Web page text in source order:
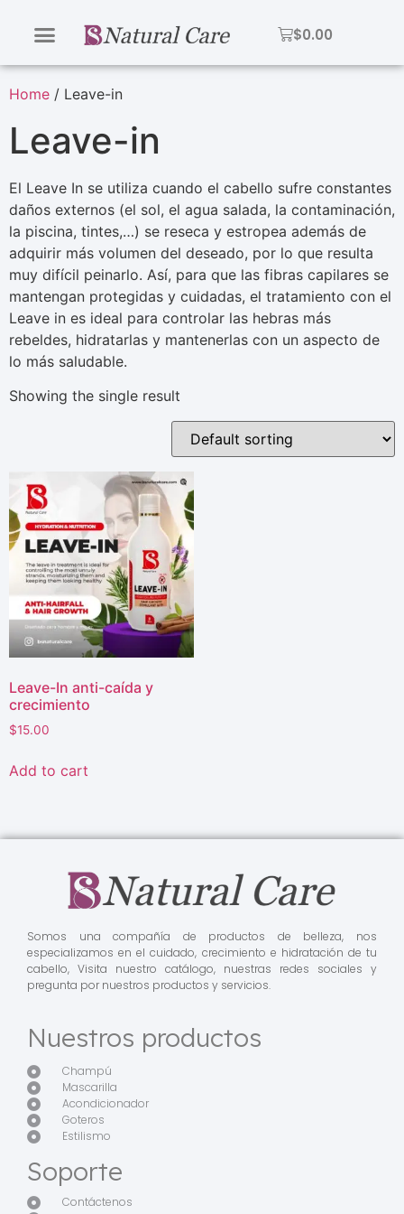
$0.00
Home / Leave-in
Leave-in
El Leave In se utiliza cuando el cabello sufre constantes
daños externos (el sol, el agua salada, la contaminación,
la piscina, tintes,…) se reseca y estropea además de
adquirir más volumen del deseado, por lo que resulta
muy difícil peinarlo. Así, para que las fibras capilares se
mantengan protegidas y cuidadas, el tratamiento con el
Leave in es ideal para controlar las hebras más
rebeldes, hidratarlas y mantenerlas con un aspecto de
lo más saludable.
Showing the single result
Leave-In anti-caída y
crecimiento
$15.00
Add to cart
Somos una compañía de productos de belleza, nos
especializamos en el cuidado, crecimiento e hidratación de tu
cabello, Visita nuestro catálogo, nuestras redes sociales y
pregunta por nuestros productos y servicios.
Nuestros productos
Champú
Mascarilla
Acondicionador
Goteros
Estilismo
Soporte
Contáctenos